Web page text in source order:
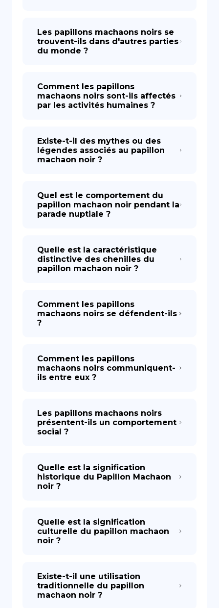
Les papillons machaons noirs se
trouvent-ils dans d'autres parties
du monde ?
Comment les papillons
machaons noirs sont-ils affectés
par les activités humaines ?
Existe-t-il des mythes ou des
légendes associés au papillon
machaon noir ?
Quel est le comportement du
papillon machaon noir pendant la
parade nuptiale ?
Quelle est la caractéristique
distinctive des chenilles du
papillon machaon noir ?
Comment les papillons
machaons noirs se défendent-ils
?
Comment les papillons
machaons noirs communiquent-
ils entre eux ?
Les papillons machaons noirs
présentent-ils un comportement
social ?
Quelle est la signification
historique du Papillon Machaon
noir ?
Quelle est la signification
culturelle du papillon machaon
noir ?
Existe-t-il une utilisation
traditionnelle du papillon
machaon noir ?